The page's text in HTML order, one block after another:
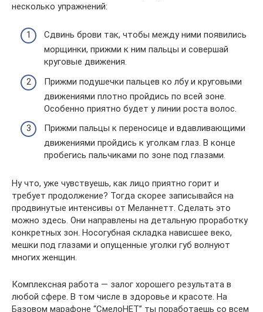
несколько упражнений:
Сдвинь брови так, чтобы между ними появились
морщинки, прижми к ним пальцы и совершай
круговые движения.
Прижми подушечки пальцев ко лбу и круговыми
движениями плотно пройдись по всей зоне.
Особенно приятно будет у линии роста волос.
Прижми пальцы к переносице и вдавливающими
движениями пройдись к уголкам глаз. В конце
пробегись пальчиками по зоне под глазами.
Ну что, уже чувствуешь, как лицо приятно горит и
требует продолжение? Тогда скорее записывайся на
продвинутые интенсивы от Меланнетт. Сделать это
можно здесь. Они направлены на детальную проработку
конкретных зон. Носогубная складка нависшее веко,
мешки под глазами и опущенные уголки губ волнуют
многих женщин.
Комплексная работа — залог хорошего результата в
любой сфере. В том числе в здоровье и красоте. На
Базовом марафоне “СмелоНЕТ” ты поработаешь со всем